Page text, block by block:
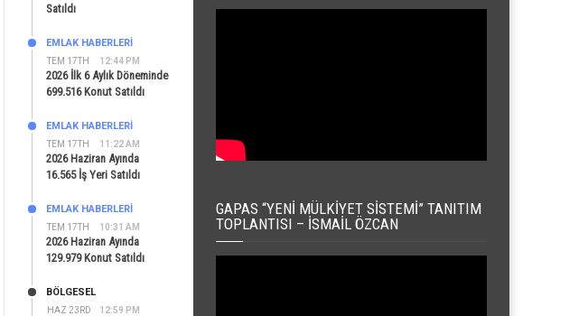
Satıldı
TEM 17TH 12:44 PM
EMLAK HABERLERI
2026 İlk 6 Aylık Döneminde
699.516 Konut Satıldı
TEM 17TH 11:22 AM
EMLAK HABERLERI
2026 Haziran Ayında
16.565 İş Yeri Satıldı
TEM 17TH 10:31 AM
EMLAK HABERLERI
2026 Haziran Ayında
129.979 Konut Satıldı
HAZ 23RD 12:59 PM
BÖLGESEL
GAPAS “YENI MÜLKIYET SISTEMI” TANITIM
TOPLANTISI – İSMAIL ÖZCAN